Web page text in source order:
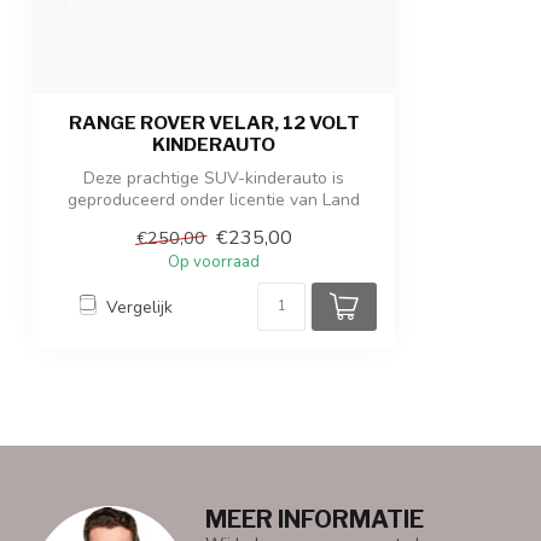
RANGE ROVER VELAR, 12 VOLT
KINDERAUTO
Deze prachtige SUV-kinderauto is
geproduceerd onder licentie van Land
€250,00 €235,00
Op voorraad
Vergelijk
MEER INFORMATIE